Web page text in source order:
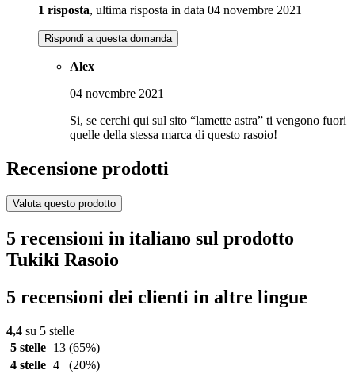
1 risposta, ultima risposta in data 04 novembre 2021
Rispondi a questa domanda
Alex
04 novembre 2021
Si, se cerchi qui sul sito “lamette astra” ti vengono fuori
quelle della stessa marca di questo rasoio!
Recensione prodotti
Valuta questo prodotto
5 recensioni in italiano sul prodotto
Tukiki Rasoio
5 recensioni dei clienti in altre lingue
4,4 su 5 stelle
5 stelle
13 (65%)
4 stelle 4
(20%)